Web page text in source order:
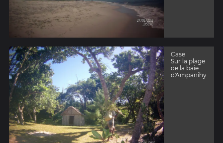
Case
Sur la plage
de la baie
d'Ampanihy